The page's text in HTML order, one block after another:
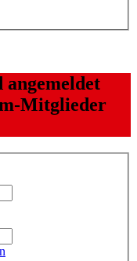
angemeldet
Mitglieder